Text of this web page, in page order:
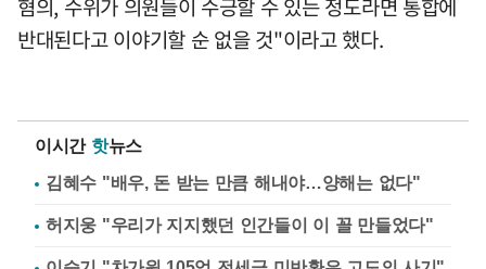
혐의, 수위가 의원들이 수긍할 수 있는 정도라면 통합에
반대된다고 이야기할 순 없을 것"이라고 했다.
이시간 핫뉴스
김혜수 "배우, 돈 받는 만큼 해내야…양해는 없다"
허지웅 "우리가 지지했던 인간들이 이 꼴 만들었다"